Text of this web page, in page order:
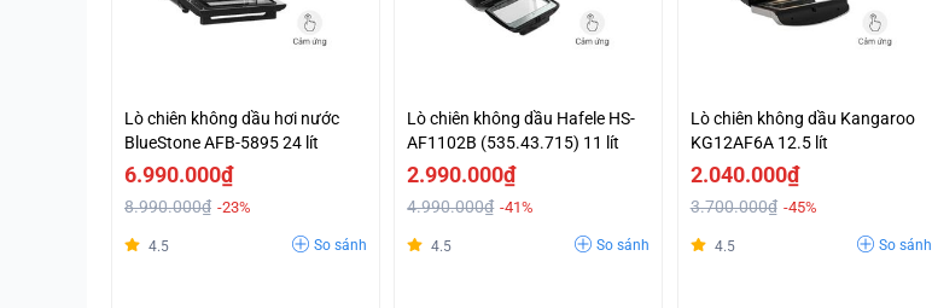
Lò chiên không dầu hơi nước
BlueStone AFB-5895 24 lít
6.990.000₫
8.990.000₫ -23%
4.5 So sánh
Lò chiên không dầu Hafele HS-
AF1102B (535.43.715) 11 lít
2.990.000₫
4.990.000₫ -41%
4.5 So sánh
Lò chiên không dầu Kangaroo
KG12AF6A 12.5 lít
2.040.000₫
3.700.000₫ -45%
4.5 So sánh